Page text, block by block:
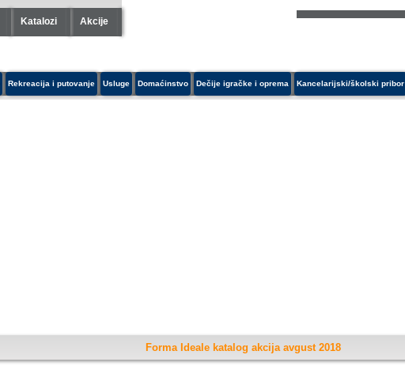
Katalozi Akcije
Rekreacija i putovanje Usluge Domaćinstvo Dečije igračke i oprema Kancelarijski/školski pribor
Forma Ideale katalog akcija avgust 2018